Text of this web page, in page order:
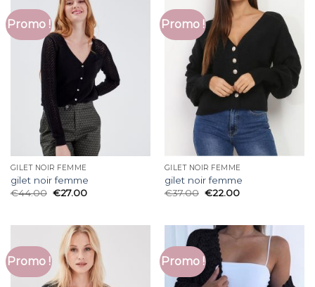
Promo !
GILET NOIR FEMME
gilet noir femme
€44.00 €27.00
Promo !
GILET NOIR FEMME
gilet noir femme
€37.00 €22.00
Promo ! Promo !